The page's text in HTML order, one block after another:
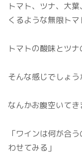
トマト、ツナ、大
くるような無限トマ
トマトの酸味とツ
そんな感じでしょう
なんかお腹空いて
「ワインは何が合
わせてみる」